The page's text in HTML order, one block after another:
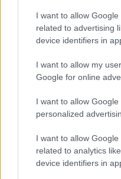
I want to allow
related to advertising
device identifiers in
I want to allow my
Google for online
I want to allow
personalized
I want to allow
related to analytics
device identifiers in
ősszel újra
Barbara két premiere
továbbra is helytáll a
című musical és
Csárdáskirálynőjének
lesz, de mint mondja:
nyárral a háta mögött,
vág bele a Csillagok
Székely vágtán jártunk
csináltunk, amit én már
ottlét igazi